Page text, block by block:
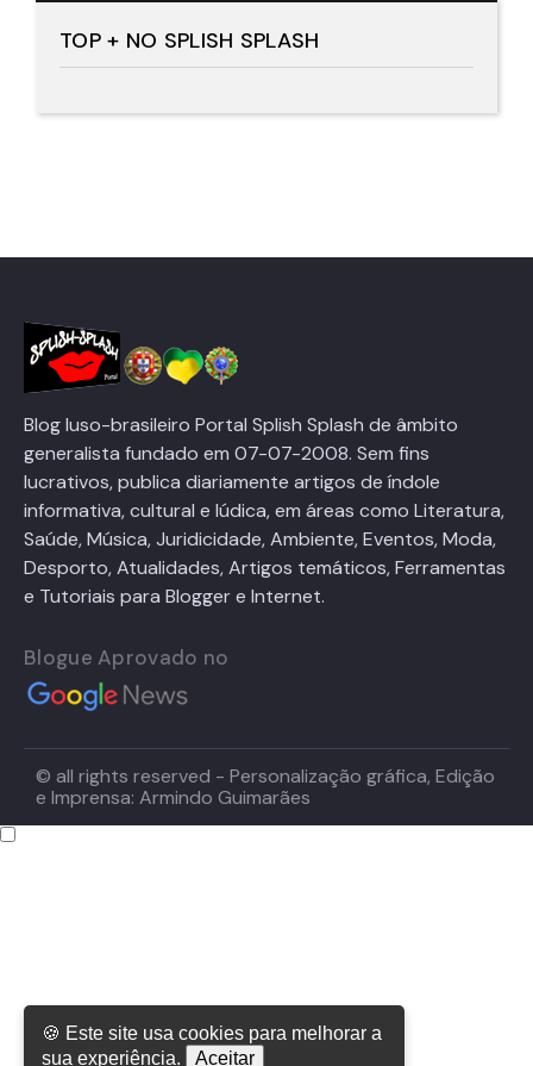
TOP + NO SPLISH SPLASH
Blog luso-brasileiro Portal Splish Splash de âmbito
generalista fundado em 07-07-2008. Sem fins
lucrativos, publica diariamente artigos de índole
informativa, cultural e lúdica, em áreas como Literatura,
Saúde, Música, Juridicidade, Ambiente, Eventos, Moda,
Desporto, Atualidades, Artigos temáticos, Ferramentas
e Tutoriais para Blogger e Internet.
Blogue Aprovado no
© all rights reserved - Personalização gráfica, Edição
e Imprensa: Armindo Guimarães
🍪 Este site usa cookies para melhorar a
sua experiência.
Aceitar